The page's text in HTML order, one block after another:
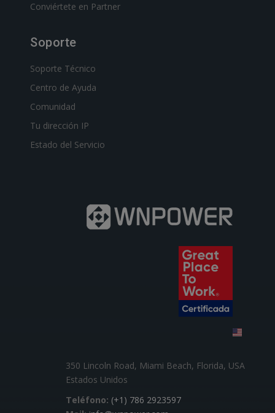
Conviértete en Partner
Soporte
Soporte Técnico
Centro de Ayuda
Comunidad
Tu dirección IP
Estado del Servicio
350 Lincoln Road, Miami Beach, Florida, USA
Estados Unidos
Teléfono: (+1) 786 2923597